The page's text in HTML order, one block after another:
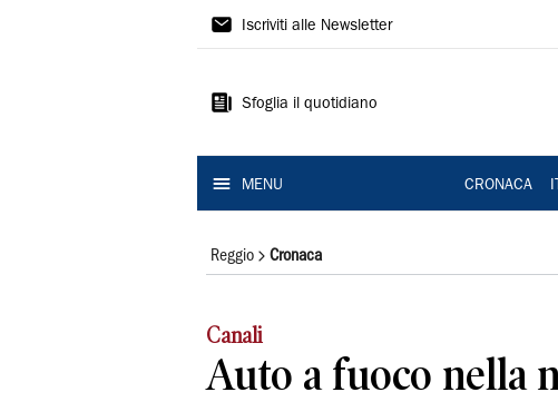
Gazzetta
Reggio
Iscriviti alle Newsletter
Sfoglia il quotidiano
MENU CRONACA
Reggio Cronaca
Canali
Auto a fuoco nella